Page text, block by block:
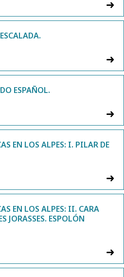
ESPAÑOL.
EN LOS ALPES: I. PILAR DE
EN LOS ALPES: II. CARA
JORASSES. ESPOLÓN